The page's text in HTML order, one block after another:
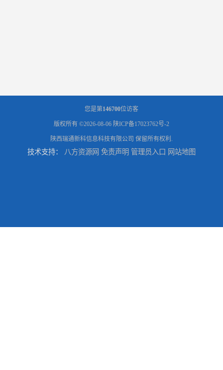
您是第146700位访客
版权所有 ©2026-08-06 陕ICP备17023762号-2
陕西瑞通新科信息科技有限公司 保留所有权利.
技术支持： 八方资源网 免责声明 管理员入口 网站地图